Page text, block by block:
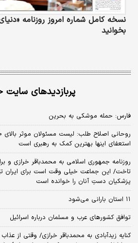
نسخه کامل شماره امروز روزنامه
بخوانید
پربازدیدهای سایت
فارس: حمله موشکی به بحرین
استعفای اینها بهترین کمک به رهبری است
روزنامه جمهوری اسلامی به محمدباقر خرازی و
تاخت/ این جماعت خیلی وقت است برای ایران
پزشکیان دستِ آنان را خوانده است
۱۱ استان بارانی می‌شود
توافق کشورهای عرب و مسلمان درباره اسرائیل
کنایه زیدآبادی به محمدباقر خرازی/ وقتی از